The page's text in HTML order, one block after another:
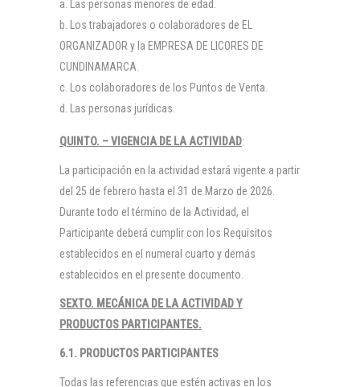
Las personas menores de edad.
Los trabajadores o colaboradores de EL
ORGANIZADOR y la EMPRESA DE LICORES DE
CUNDINAMARCA.
Los colaboradores de los Puntos de Venta.
Las personas jurídicas.
QUINTO. – VIGENCIA DE LA ACTIVIDAD:
La participación en la actividad estará vigente a partir
del 25 de febrero hasta el 31 de Marzo de 2026.
Durante todo el término de la Actividad, el
Participante deberá cumplir con los Requisitos
establecidos en el numeral cuarto y demás
establecidos en el presente documento.
SEXTO. MECÁNICA DE LA ACTIVIDAD Y
PRODUCTOS PARTICIPANTES.
6.1. PRODUCTOS PARTICIPANTES
Todas las referencias que estén activas en los